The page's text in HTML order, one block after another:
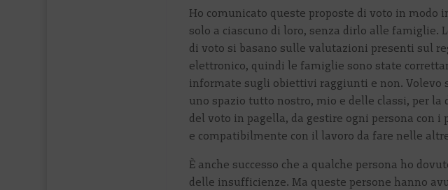
Ho comunicato queste proposte di voto in modo
solo a ciascuno di loro, senza dirlo alle famiglie.
di voto si basano sulle valutazioni presenti sul
elettronico, quindi le famiglie sono state
informate sugli obiettivi raggiunti e non. Volevo
uno spazio tutto nostro, mio e delle classi, per la
del voto in pagella, da gestire ogni persona con i
e compatibilmente con il lavoro da fare nelle
È anche successo che a qualche persona ho
delle insufficienze. Ma queste persone hanno